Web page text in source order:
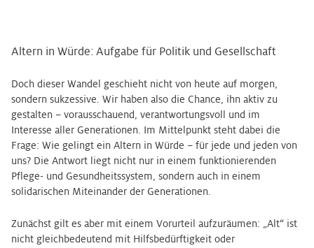
Altern in Würde: Aufgabe für Politik und Gesellschaft
Doch dieser Wandel geschieht nicht von heute auf morgen,
sondern sukzessive. Wir haben also die Chance, ihn aktiv zu
gestalten – vorausschauend, verantwortungsvoll und im
Interesse aller Generationen. Im Mittelpunkt steht dabei die
Frage: Wie gelingt ein Altern in Würde – für jede und jeden von
uns? Die Antwort liegt nicht nur in einem funktionierenden
Pflege- und Gesundheitssystem, sondern auch in einem
solidarischen Miteinander der Generationen.
Zunächst gilt es aber mit einem Vorurteil aufzuräumen: „Alt“ ist
nicht gleichbedeutend mit Hilfsbedürftigkeit oder